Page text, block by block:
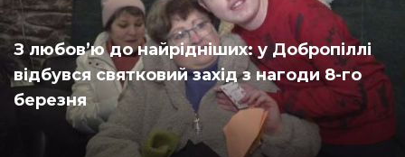
З любов’ю до найрідніших: у Добропіллі
відбувся святковий захід з нагоди 8-го
березня